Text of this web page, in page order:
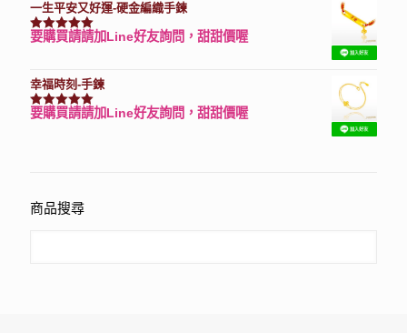
一生平安又好運-硬金編織手鍊
評分7740滿分 5
要購買請請加Line好友詢問，甜甜價喔
幸福時刻-手鍊
評分3150滿分 5
要購買請請加Line好友詢問，甜甜價喔
商品搜尋